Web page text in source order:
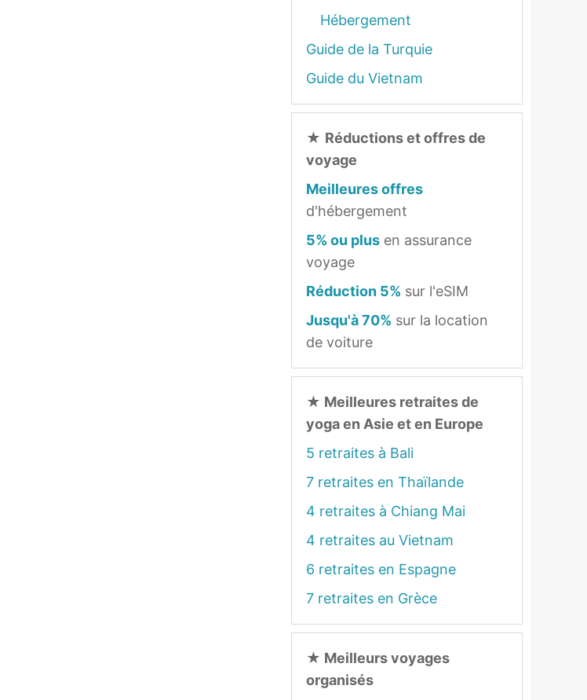
Hébergement
Guide de la Turquie
Guide du Vietnam
★ Réductions et offres de
voyage
Meilleures offres
d'hébergement
5% ou plus en assurance
voyage
Réduction 5% sur l'eSIM
Jusqu'à 70% sur la location
de voiture
★ Meilleures retraites de
yoga en Asie et en Europe
5 retraites à Bali
7 retraites en Thaïlande
4 retraites à Chiang Mai
4 retraites au Vietnam
6 retraites en Espagne
7 retraites en Grèce
★ Meilleurs voyages
organisés